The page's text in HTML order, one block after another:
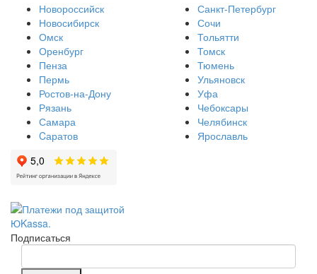
Новороссийск
Новосибирск
Омск
Оренбург
Пенза
Пермь
Ростов-на-Дону
Рязань
Самара
Cаратов
Санкт-Петербург
Сочи
Тольятти
Томск
Тюмень
Ульяновск
Уфа
Чебоксары
Челябинск
Ярославль
Подписаться